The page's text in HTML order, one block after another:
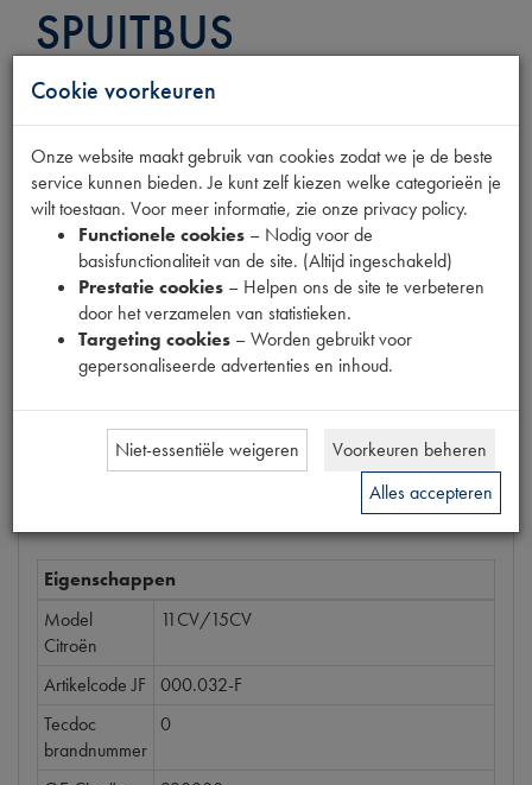
SPUITBUS
MOTOR/VERS.SBAK
GROEN
Productnummer
6910039
19,90 (€ 16, 45excl. btw)
Bestel
Eigenschappen
Model
Citroën
11CV/15CV
Artikelcode JF 000.032-F
Tecdoc
brandnummer
0
Cookie voorkeuren
Onze website maakt gebruik van cookies zodat we je de beste
service kunnen bieden. Je kunt zelf kiezen welke categorieën je
wilt toestaan. Voor meer informatie, zie onze privacy policy.
Functionele cookies – Nodig voor de
basisfunctionaliteit van de site. (Altijd ingeschakeld)
Prestatie cookies – Helpen ons de site te verbeteren
door het verzamelen van statistieken.
Targeting cookies – Worden gebruikt voor
gepersonaliseerde advertenties en inhoud.
Niet-essentiële weigeren
Voorkeuren beheren
Alles accepteren